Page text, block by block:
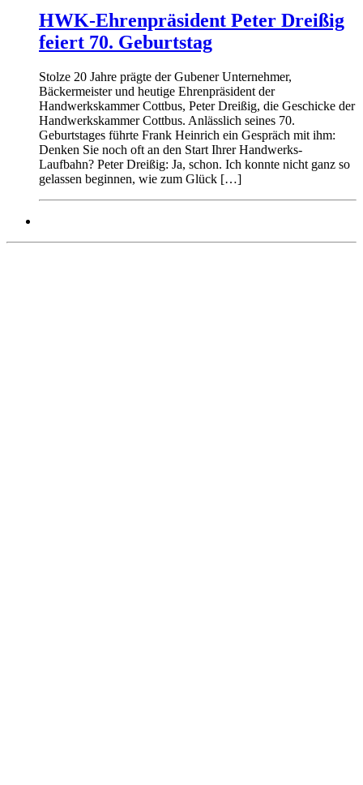
HWK-Ehrenpräsident Peter Dreißig
feiert 70. Geburtstag
Stolze 20 Jahre prägte der Gubener Unternehmer,
Bäckermeister und heutige Ehrenpräsident der
Handwerkskammer Cottbus, Peter Dreißig, die Geschicke der
Handwerkskammer Cottbus. Anlässlich seines 70.
Geburtstages führte Frank Heinrich ein Gespräch mit ihm:
Denken Sie noch oft an den Start Ihrer Handwerks-
Laufbahn? Peter Dreißig: Ja, schon. Ich konnte nicht ganz so
gelassen beginnen, wie zum Glück […]